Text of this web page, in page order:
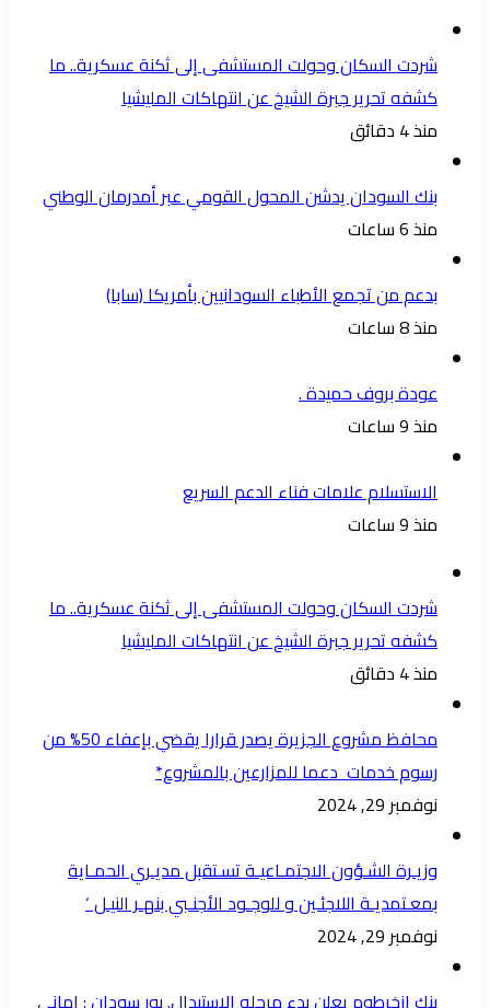
شردت السكان وحولت المستشفى إلى ثكنة عسكرية.. ما
كشفه تحرير جبرة الشيخ عن انتهاكات المليشيا
منذ 4 دقائق
بنك السودان يدشن المحول القومي عبر أمدرمان الوطني
منذ 6 ساعات
بدعم من تجمع الأطباء السودانيين بأمريكا (سابا)
منذ 8 ساعات
عودة بروف حميدة .
منذ 9 ساعات
الاستسلام علامات فناء الدعم السريع
منذ 9 ساعات
شردت السكان وحولت المستشفى إلى ثكنة عسكرية.. ما
كشفه تحرير جبرة الشيخ عن انتهاكات المليشيا
منذ 4 دقائق
محافظ مشروع الجزيرة يصدر قرارا يقضي بإعفاء 50% من
رسوم خدمات دعما للمزارعين بالمشروع*
نوفمبر 29, 2024
وزيـرة الشـؤون الاجتمـاعيـة تسـتقبل مديـري الحمـاية
بمعـتمديـة اللاجئـين و للوجـود الأجنـبي بنهـر النيـل ‘
نوفمبر 29, 2024